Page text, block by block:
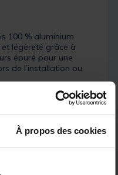
À propos des cookies
100 % aluminium
légèreté grâce à
épuré pour une
de l’installation ou
“full
des